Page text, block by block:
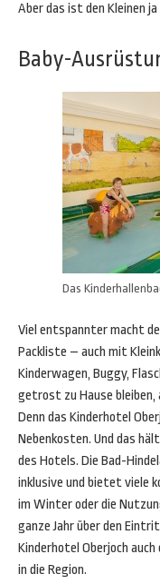
Aber das ist den Kleinen ja
Baby-
Das
Viel entspannter macht
Packliste – auch mit
Kinderwagen, Buggy,
getrost zu Hause bleiben,
Denn das Kinderhotel
Nebenkosten. Und das
des Hotels. Die Bad-
inklusive und bietet viele
im Winter oder die
ganze Jahr über den
Kinderhotel Oberjoch
in die Region.